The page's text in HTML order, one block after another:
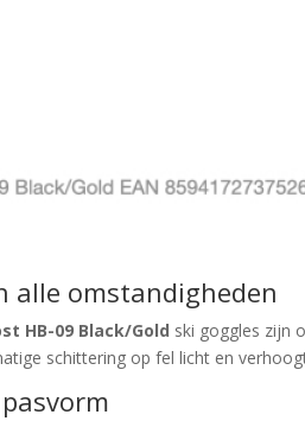
alle omstandigheden
HB-09 Black/Gold ski goggles zijn
schittering op fel licht en